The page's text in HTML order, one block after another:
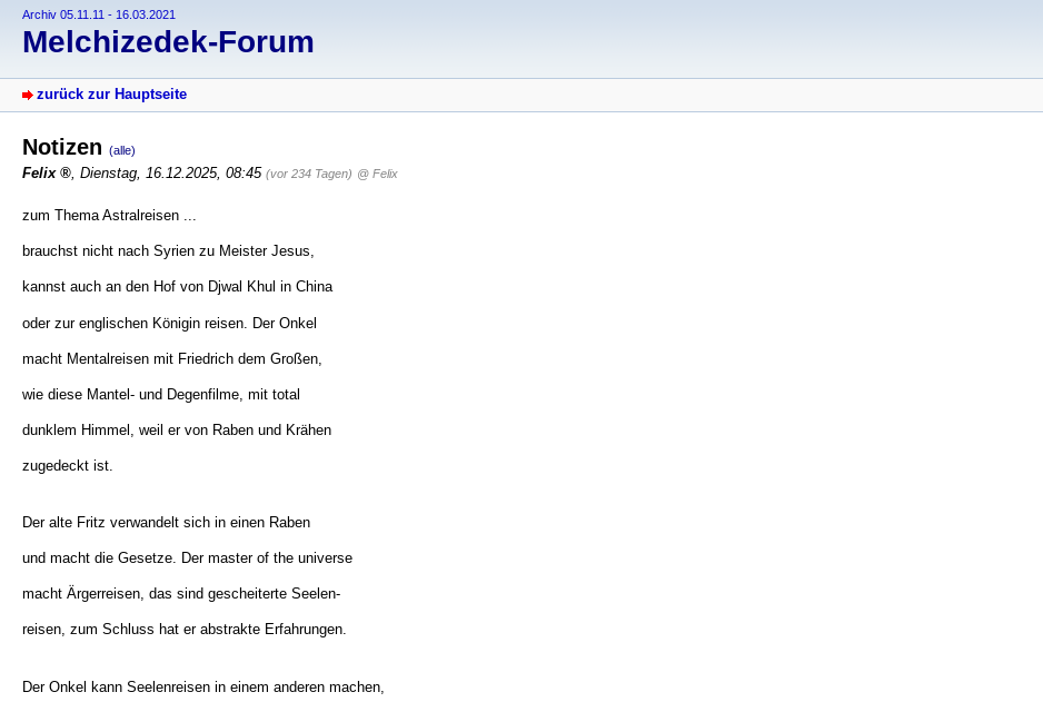
Archiv 05.11.11 - 16.03.2021
Melchizedek-Forum
zurück zur Hauptseite
Notizen (alle)
Felix , Dienstag, 16.12.2025, 08:45 (vor 234 Tagen) @ Felix
zum Thema Astralreisen ...
brauchst nicht nach Syrien zu Meister Jesus,
kannst auch an den Hof von Djwal Khul in China
oder zur englischen Königin reisen. Der Onkel
macht Mentalreisen mit Friedrich dem Großen,
wie diese Mantel- und Degenfilme, mit total
dunklem Himmel, weil er von Raben und Krähen
zugedeckt ist.
Der alte Fritz verwandelt sich in einen Raben
und macht die Gesetze. Der master of the universe
macht Ärgerreisen, das sind gescheiterte Seelen-
reisen, zum Schluss hat er abstrakte Erfahrungen.
Der Onkel kann Seelenreisen in einem anderen machen,